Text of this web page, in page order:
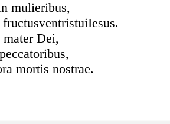
mulieribus,
Dei,
mortis nostrae.